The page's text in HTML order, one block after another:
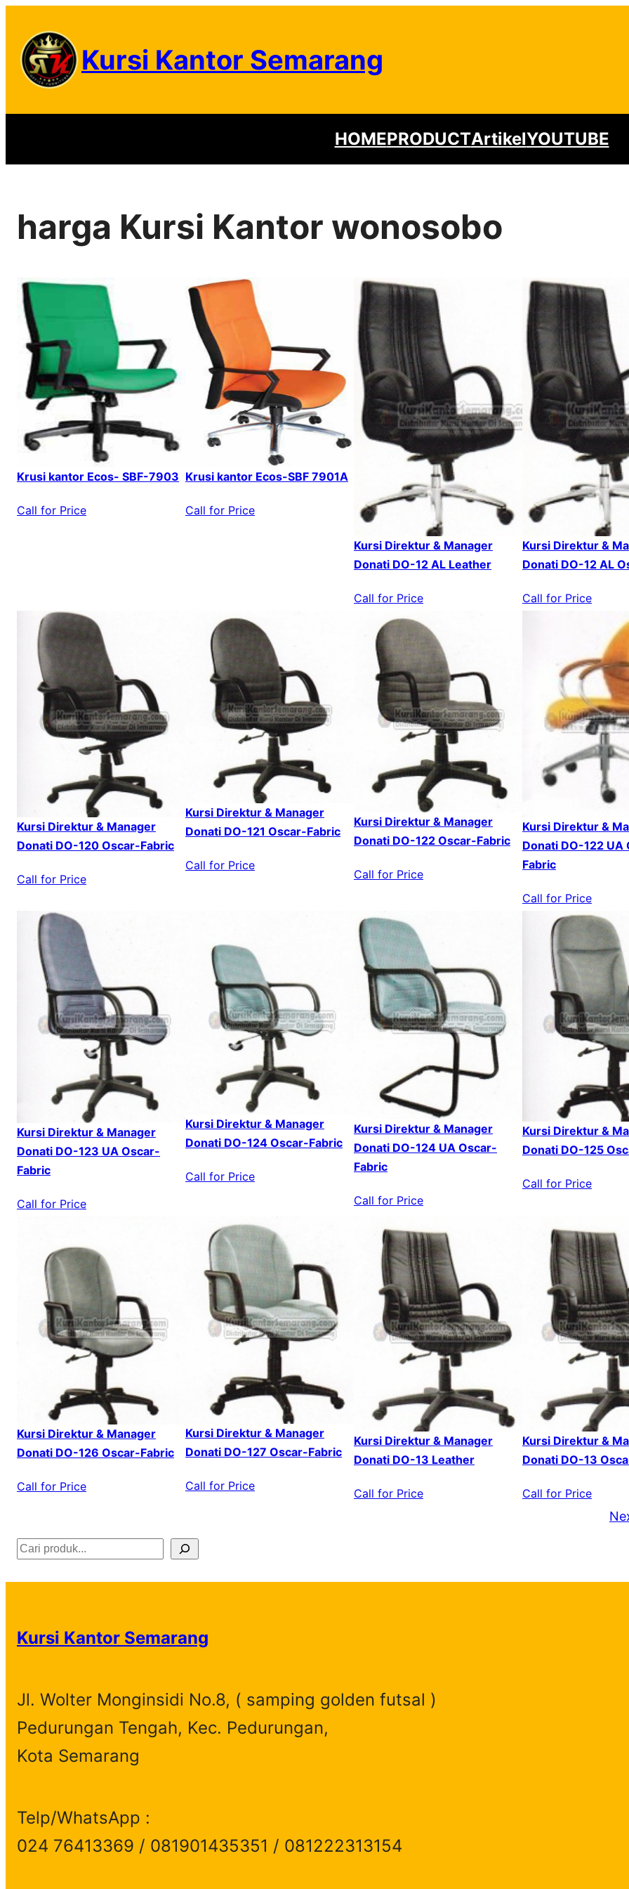
content
Kursi Kantor Semarang
HOMEPRODUCTArtikelYOUTUBE
harga Kursi Kantor wonosobo
Krusi kantor Ecos- SBF-7903
Call for Price
Krusi kantor Ecos-SBF 7901A
Call for Price
Kursi Direktur & Manager
Donati DO-12 AL Leather
Call for Price
Kursi Direktur &
Donati DO-12 AL
Call for Price
Kursi Direktur & Manager
Donati DO-120 Oscar-Fabric
Call for Price
Kursi Direktur & Manager
Donati DO-121 Oscar-Fabric
Call for Price
Kursi Direktur & Manager
Donati DO-122 Oscar-Fabric
Call for Price
Kursi Direktur &
Donati DO-122 UA
Fabric
Call for Price
Kursi Direktur & Manager
Donati DO-123 UA Oscar-
Fabric
Call for Price
Kursi Direktur & Manager
Donati DO-124 Oscar-Fabric
Call for Price
Kursi Direktur & Manager
Donati DO-124 UA Oscar-
Fabric
Call for Price
Kursi Direktur &
Donati DO-125
Call for Price
Kursi Direktur & Manager
Donati DO-126 Oscar-Fabric
Call for Price
Kursi Direktur & Manager
Donati DO-127 Oscar-Fabric
Call for Price
Kursi Direktur & Manager
Donati DO-13 Leather
Call for Price
Kursi Direktur &
Donati DO-13
Call for Price
S
e
r
h
Kursi Kantor Semarang
Jl. Wolter Monginsidi No.8, ( samping golden futsal )
Pedurungan Tengah, Kec. Pedurungan,
Kota Semarang
Telp/WhatsApp :
024 76413369 / 081901435351 / 081222313154